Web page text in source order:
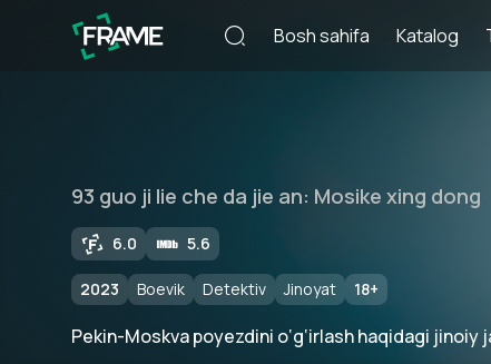
Bosh sahifa Katalog
93 guo ji lie che da jie an: Mosike xing dong
6.0 5.6
2023 Boevik Detektiv Jinoyat 18+
Pekin-Moskva poyezdini o‘g‘irlash haqidagi jinoiy